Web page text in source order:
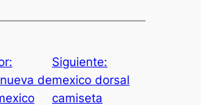
de
Siguiente:
mexico dorsal
camiseta